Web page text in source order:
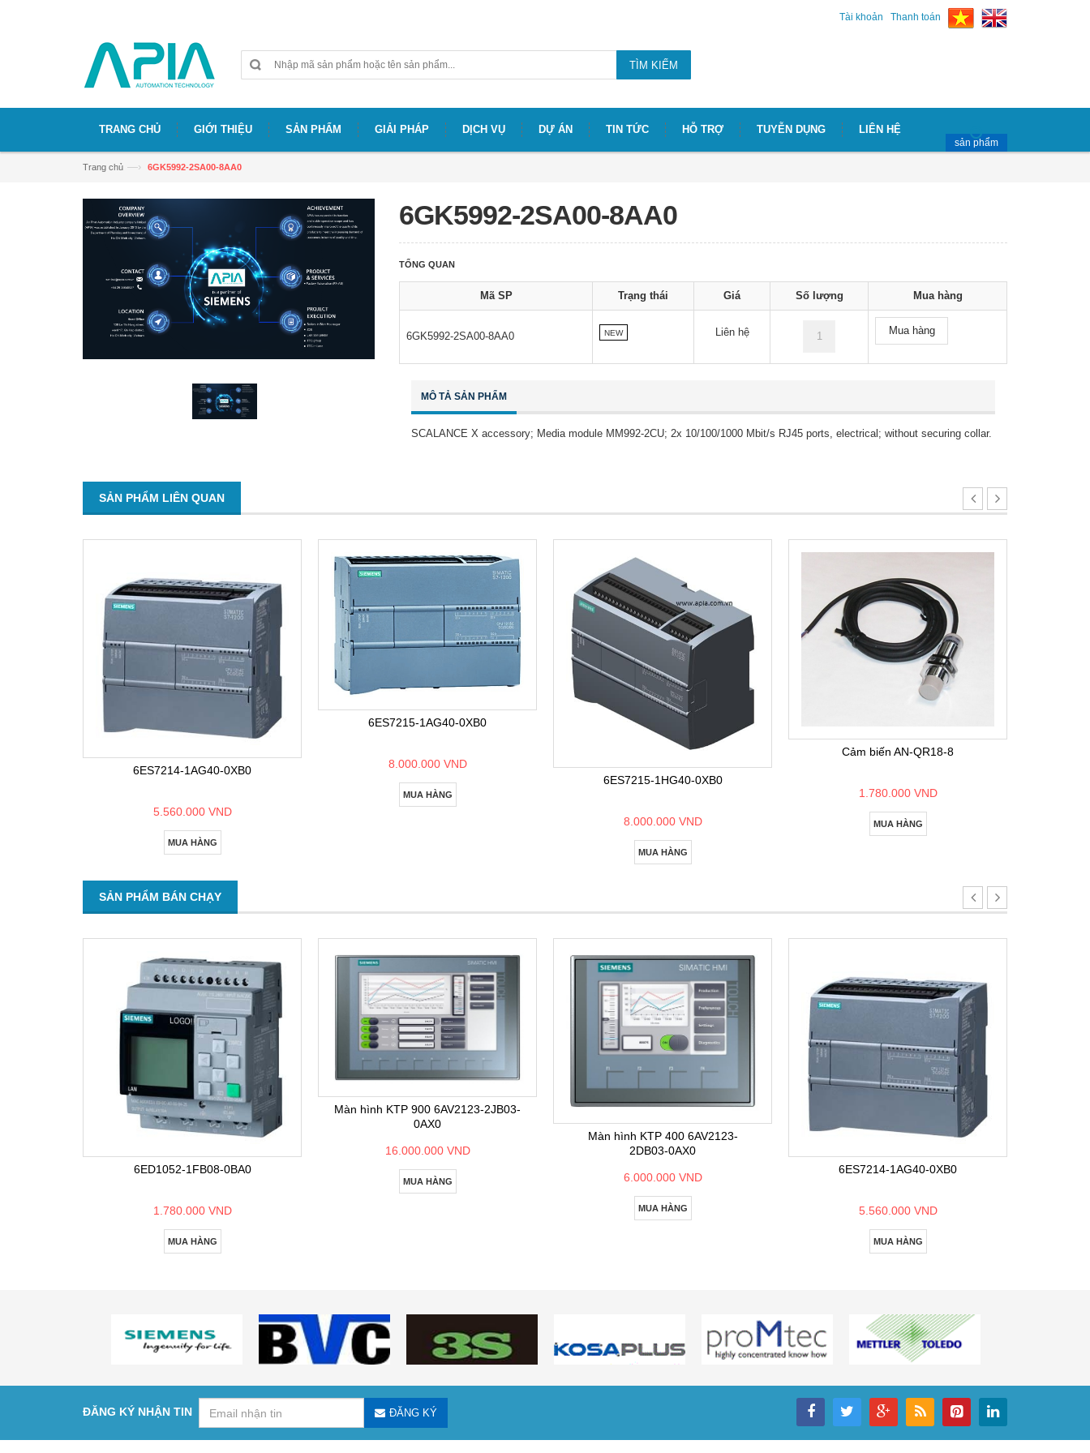
Tài khoản Thanh toán
TÌM KIẾM
TRANG CHỦ GIỚI THIỆU SẢN PHẨM GIẢI PHÁP DỊCH VỤ DỰ ÁN TIN TỨC HỖ TRỢ TUYỄN DỤNG LIÊN HỆ
sản phẩm
Trang chủ —› 6GK5992-2SA00-8AA0
6GK5992-2SA00-8AA0
TỔNG QUAN
Mã SP Trạng thái Giá Số lượng Mua hàng
6GK5992-2SA00-8AA0 NEW Liên hệ Mua hàng
MÔ TẢ SẢN PHẨM
SCALANCE X accessory; Media module MM992-2CU; 2x 10/100/1000 Mbit/s RJ45 ports, electrical; without securing collar.
SẢN PHẨM LIÊN QUAN
6ES7214-1AG40-0XB0
5.560.000 VND
MUA HÀNG
6ES7215-1AG40-0XB0
8.000.000 VND
MUA HÀNG
6ES7215-1HG40-0XB0
8.000.000 VND
MUA HÀNG
Cảm biến AN-QR18-8
1.780.000 VND
MUA HÀNG
SẢN PHẨM BÁN CHẠY
6ED1052-1FB08-0BA0
1.780.000 VND
MUA HÀNG
Màn hình KTP 900 6AV2123-2JB03-
0AX0
16.000.000 VND
MUA HÀNG
Màn hình KTP 400 6AV2123-
2DB03-0AX0
6.000.000 VND
MUA HÀNG
6ES7214-1AG40-0XB0
5.560.000 VND
MUA HÀNG
ĐĂNG KÝ NHẬN TIN ĐĂNG KÝ